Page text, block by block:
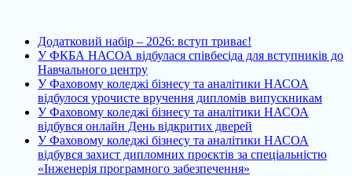
Додатковий набір – 2026: вступ триває!
У ФКБА НАСОА відбулася співбесіда для вступників до
Навчального центру
У Фаховому коледжі бізнесу та аналітики НАСОА
відбулося урочисте вручення дипломів випускникам
У Фаховому коледжі бізнесу та аналітики НАСОА
відбувся онлайн День відкритих дверей
У Фаховому коледжі бізнесу та аналітики НАСОА
відбувся захист дипломних проєктів за спеціальністю
«Інженерія програмного забезпечення»